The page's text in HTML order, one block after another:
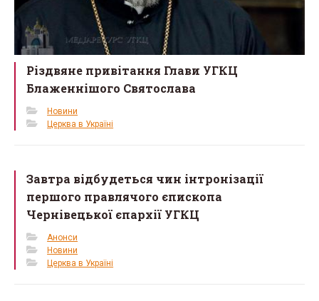
Різдвяне привітання Глави УГКЦ
Блаженнішого Святослава
Новини
Церква в Україні
Завтра відбудеться чин інтронізації
першого правлячого єпископа
Чернівецької єпархії УГКЦ
Анонси
Новини
Церква в Україні